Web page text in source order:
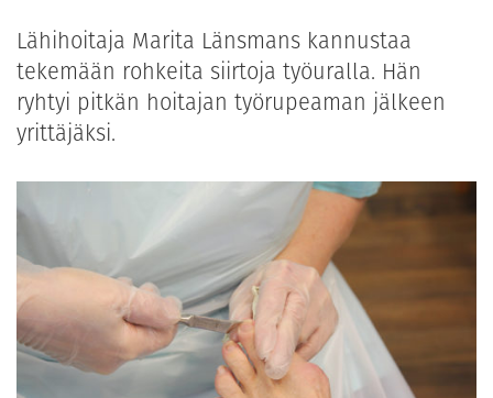
Lähihoitaja Marita Länsmans kannustaa
tekemään rohkeita siirtoja työuralla. Hän
ryhtyi pitkän hoitajan työrupeaman jälkeen
yrittäjäksi.